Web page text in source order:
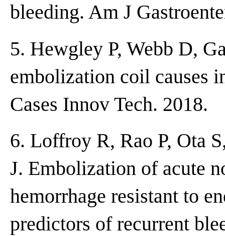
bleeding. Am J
5. Hewgley P, Webb D,
embolization coil causes
Cases Innov Tech. 2018.
6. Loffroy R, Rao P, Ota
J. Embolization of acute
hemorrhage resistant to
predictors of recurrent